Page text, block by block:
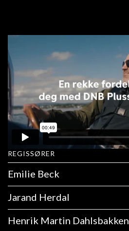
REGISSØRER
Emilie Beck
Jarand Herdal
Henrik Martin Dahlsbakken